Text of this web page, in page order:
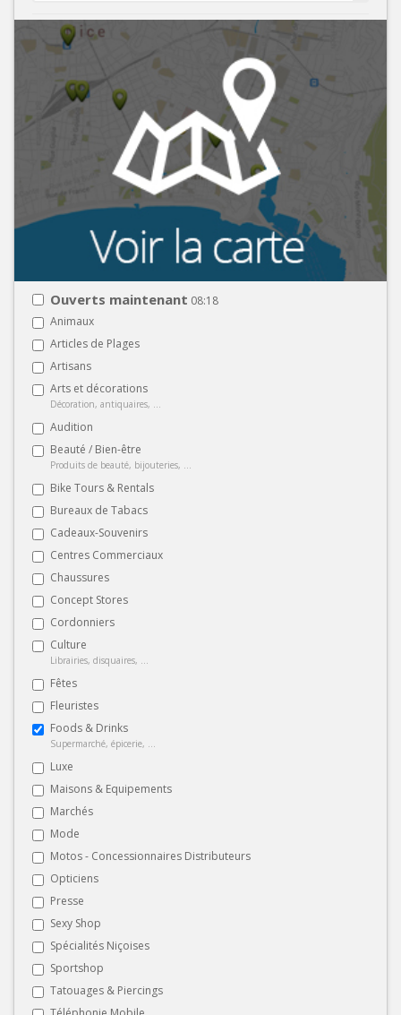
Ouverts maintenant 08:18
Animaux
Articles de Plages
Artisans
Arts et décorations
Décoration, antiquaires, ...
Audition
Beauté / Bien-être
Produits de beauté, bijouteries, ...
Bike Tours & Rentals
Bureaux de Tabacs
Cadeaux-Souvenirs
Centres Commerciaux
Chaussures
Concept Stores
Cordonniers
Culture
Librairies, disquaires, ...
Fêtes
Fleuristes
Foods & Drinks
Supermarché, épicerie, ...
Luxe
Maisons & Equipements
Marchés
Mode
Motos - Concessionnaires Distributeurs
Opticiens
Presse
Sexy Shop
Spécialités Niçoises
Sportshop
Tatouages & Piercings